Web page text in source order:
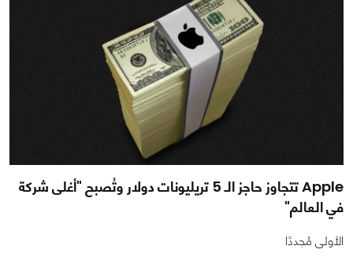
Apple تتجاوز حاجز الـ 5 تريليونات دولار وتُصبح "أغلى شركة
في العالم"
الأولى مُجددًا